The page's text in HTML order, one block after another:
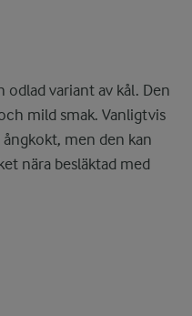
odlad variant av kål. Den
mild smak. Vanligtvis
men den kan
nära besläktad med